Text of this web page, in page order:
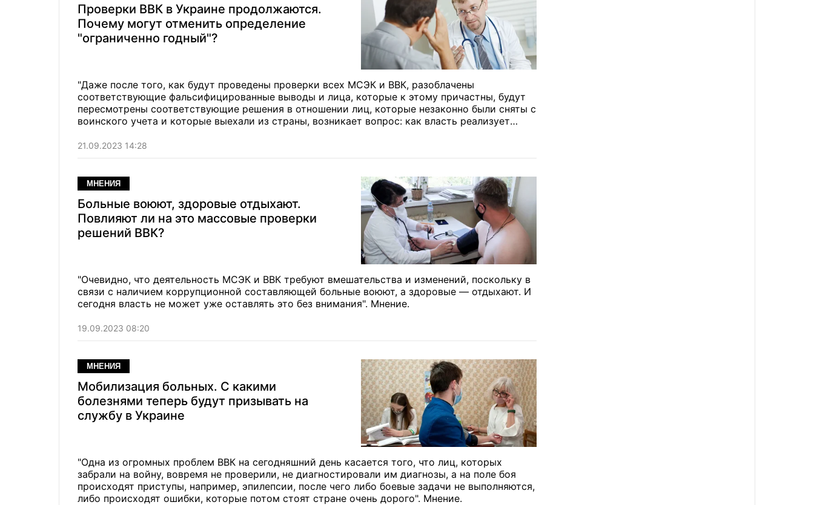
Проверки ВВК в Украине продолжаются.
Почему могут отменить определение
"ограниченно годный"?
"Даже после того, как будут проведены проверки всех МСЭК и ВВК, разоблачены
соответствующие фальсифицированные выводы и лица, которые к этому причастны, будут
пересмотрены соответствующие решения в отношении лиц, которые незаконно были сняты с
воинского учета и которые выехали из страны, возникает вопрос: как власть реализует
21.09.2023 14:28
МНЕНИЯ
Больные воюют, здоровые отдыхают.
Повлияют ли на это массовые проверки
решений ВВК?
"Очевидно, что деятельность МСЭК и ВВК требуют вмешательства и изменений, поскольку в
связи с наличием коррупционной составляющей больные воюют, а здоровые — отдыхают. И
сегодня власть не может уже оставлять это без внимания". Мнение.
19.09.2023 08:20
МНЕНИЯ
Мобилизация больных. С какими
болезнями теперь будут призывать на
службу в Украине
"Одна из огромных проблем ВВК на сегодняшний день касается того, что лиц, которых
забрали на войну, вовремя не проверили, не диагностировали им диагнозы, а на поле боя
происходят приступы, например, эпилепсии, после чего либо боевые задачи не выполняются,
либо происходят ошибки, которые потом стоят стране очень дорого". Мнение.